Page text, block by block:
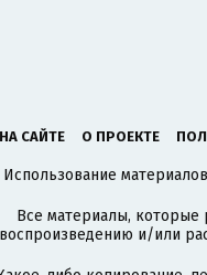
САЙТЕ О ПРОЕКТЕ
Использование
Все материалы, которые
воспроизведению и/или